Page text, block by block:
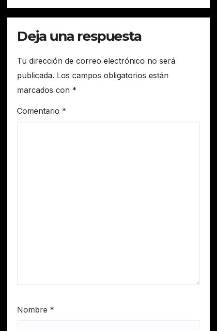
Deja una respuesta
Tu dirección de correo electrónico no será
publicada. Los campos obligatorios están
marcados con *
Comentario *
Nombre *